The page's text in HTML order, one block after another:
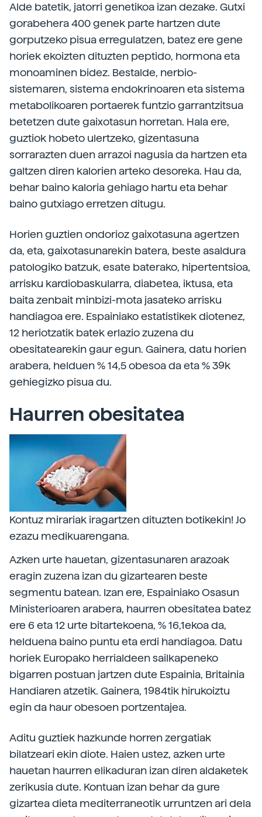
Alde batetik, jatorri genetikoa izan dezake. Gutxi
gorabehera 400 genek parte hartzen dute
gorputzeko pisua erregulatzen, batez ere gene
horiek ekoizten dituzten peptido, hormona eta
monoaminen bidez. Bestalde, nerbio-
sistemaren, sistema endokrinoaren eta sistema
metabolikoaren portaerek funtzio garrantzitsua
betetzen dute gaixotasun horretan. Hala ere,
guztiok hobeto ulertzeko, gizentasuna
sorrarazten duen arrazoi nagusia da hartzen eta
galtzen diren kalorien arteko desoreka. Hau da,
behar baino kaloria gehiago hartu eta behar
baino gutxiago erretzen ditugu.
Horien guztien ondorioz gaixotasuna agertzen
da, eta, gaixotasunarekin batera, beste asaldura
patologiko batzuk, esate baterako, hipertentsioa,
arrisku kardiobaskularra, diabetea, iktusa, eta
baita zenbait minbizi-mota jasateko arrisku
handiagoa ere. Espainiako estatistikek diotenez,
12 heriotzatik batek erlazio zuzena du
obesitatearekin gaur egun. Gainera, datu horien
arabera, helduen % 14,5 obesoa da eta % 39k
gehiegizko pisua du.
Haurren obesitatea
Kontuz mirariak iragartzen dituzten botikekin! Jo
ezazu medikuarengana.
Azken urte hauetan, gizentasunaren arazoak
eragin zuzena izan du gizartearen beste
segmentu batean. Izan ere, Espainiako Osasun
Ministerioaren arabera, haurren obesitatea batez
ere 6 eta 12 urte bitartekoena, % 16,1ekoa da,
helduena baino puntu eta erdi handiagoa. Datu
horiek Europako herrialdeen sailkapeneko
bigarren postuan jartzen dute Espainia, Britainia
Handiaren atzetik. Gainera, 1984tik hirukoiztu
egin da haur obesoen portzentajea.
Aditu guztiek hazkunde horren zergatiak
bilatzeari ekin diote. Haien ustez, azken urte
hauetan haurren elikaduran izan diren aldaketek
zerikusia dute. Kontuan izan behar da gure
gizartea dieta mediterraneotik urruntzen ari dela